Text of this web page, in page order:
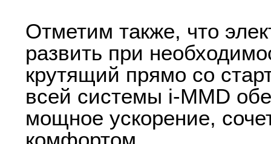
Отметим также, что
развить при
крутящий прямо со
всей системы i-MMD
мощное ускорение,